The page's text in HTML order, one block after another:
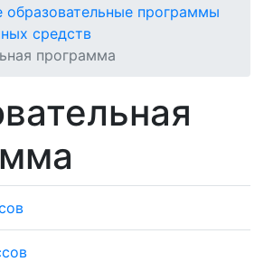
образовательные программы
средств
программа